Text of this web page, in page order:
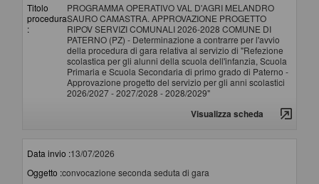
Titolo
procedura
:
PROGRAMMA OPERATIVO VAL D'AGRI MELANDRO
SAURO CAMASTRA. APPROVAZIONE PROGETTO
RIPOV SERVIZI COMUNALI 2026-2028 COMUNE DI
PATERNO (PZ) - Determinazione a contrarre per l'avvio
della procedura di gara relativa al servizio di "Refezione
scolastica per gli alunni della scuola dell'infanzia, Scuola
Primaria e Scuola Secondaria di primo grado di Paterno -
Approvazione progetto del servizio per gli anni scolastici
2026/2027 - 2027/2028 - 2028/2029"
Visualizza scheda
Data invio :13/07/2026
Oggetto :convocazione seconda seduta di gara